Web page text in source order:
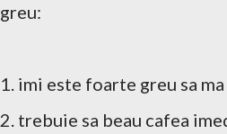
greu:
1. imi este foarte greu sa
2. trebuie sa beau cafea